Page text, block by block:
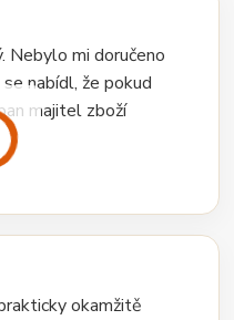
Nebylo mi doručeno
nabídl, že pokud
majitel zboží
okamžitě